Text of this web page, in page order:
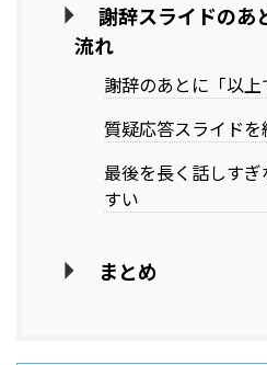
謝辞スライドのあ
流れ
謝辞のあとに「以
質疑応答スライド
最後を長く話しす
すい
まとめ